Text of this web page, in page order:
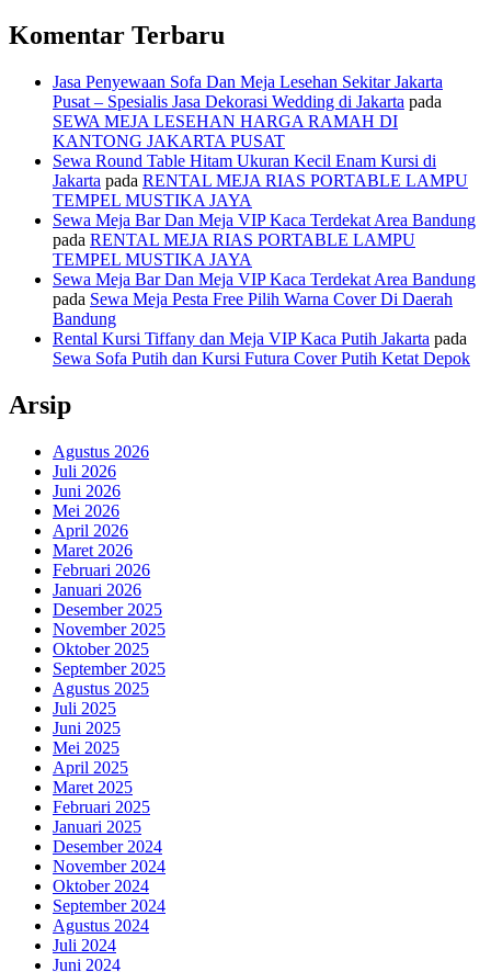
Komentar Terbaru
Jasa Penyewaan Sofa Dan Meja Lesehan Sekitar Jakarta
Pusat – Spesialis Jasa Dekorasi Wedding di Jakarta pada
SEWA MEJA LESEHAN HARGA RAMAH DI
KANTONG JAKARTA PUSAT
Sewa Round Table Hitam Ukuran Kecil Enam Kursi di
Jakarta pada RENTAL MEJA RIAS PORTABLE LAMPU
TEMPEL MUSTIKA JAYA
Sewa Meja Bar Dan Meja VIP Kaca Terdekat Area Bandung
pada RENTAL MEJA RIAS PORTABLE LAMPU
TEMPEL MUSTIKA JAYA
Sewa Meja Bar Dan Meja VIP Kaca Terdekat Area Bandung
pada Sewa Meja Pesta Free Pilih Warna Cover Di Daerah
Bandung
Rental Kursi Tiffany dan Meja VIP Kaca Putih Jakarta pada
Sewa Sofa Putih dan Kursi Futura Cover Putih Ketat Depok
Arsip
Agustus 2026
Juli 2026
Juni 2026
Mei 2026
April 2026
Maret 2026
Februari 2026
Januari 2026
Desember 2025
November 2025
Oktober 2025
September 2025
Agustus 2025
Juli 2025
Juni 2025
Mei 2025
April 2025
Maret 2025
Februari 2025
Januari 2025
Desember 2024
November 2024
Oktober 2024
September 2024
Agustus 2024
Juli 2024
Juni 2024